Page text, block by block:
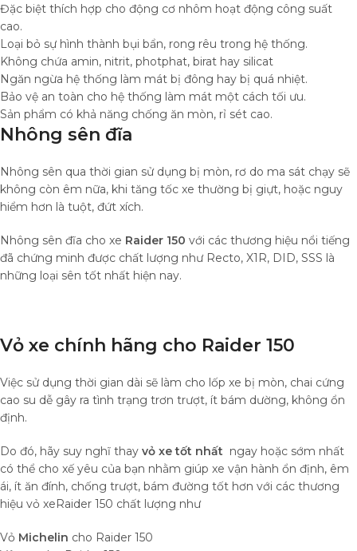
Đặc biệt thích hợp cho động cơ nhôm hoạt động công suất
cao.
Loại bỏ sự hình thành bụi bẩn, rong rêu trong hệ thống.
Không chứa amin, nitrit, photphat, birat hay silicat
Ngăn ngừa hệ thống làm mát bị đông hay bị quá nhiệt.
Bảo vệ an toàn cho hệ thống làm mát một cách tối ưu.
Sản phẩm có khả năng chống ăn mòn, rỉ sét cao.
Nhông sên đĩa
Nhông sên qua thời gian sử dụng bị mòn, rơ do ma sát chạy sẽ
không còn êm nữa, khi tăng tốc xe thường bị giựt, hoặc nguy
hiểm hơn là tuột, đứt xích.
Nhông sên đĩa cho xe Raider 150 với các thương hiệu nổi tiếng
đã chứng minh được chất lượng như Recto, X1R, DID, SSS là
những loại sên tốt nhất hiện nay.
Vỏ xe chính hãng cho Raider 150
Việc sử dụng thời gian dài sẽ làm cho lốp xe bị mòn, chai cứng
cao su dễ gây ra tình trạng trơn trượt, ít bám dường, không ổn
định.
Do đó, hãy suy nghĩ thay vỏ xe tốt nhất ngay hoặc sớm nhất
có thể cho xế yêu của bạn nhằm giúp xe vận hành ổn định, êm
ái, ít ăn đính, chống trượt, bám đường tốt hơn với các thương
hiệu vỏ xeRaider 150 chất lượng như
Vỏ Michelin cho Raider 150